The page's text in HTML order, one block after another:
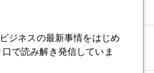
ジネスの最新事情をはじめ
で読み解き発信していま